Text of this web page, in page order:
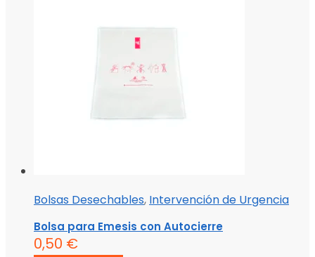
Bolsas Desechables, Intervención de Urgencia
Bolsa para Emesis con Autocierre
0,50 €